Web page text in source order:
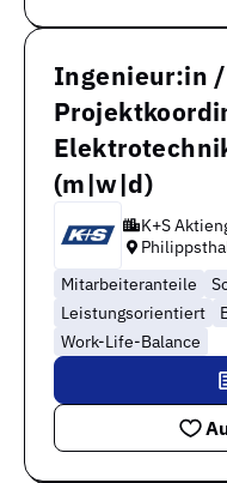
Ingenieur:in /
(m|w|d)
K+S
Mitarbeiteranteile
Leistungsorientiert
Work-Life-Balance